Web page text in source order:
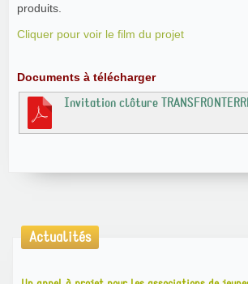
produits.
Cliquer pour voir le film du projet
Documents à télécharger
Invitation clôture
Actualités